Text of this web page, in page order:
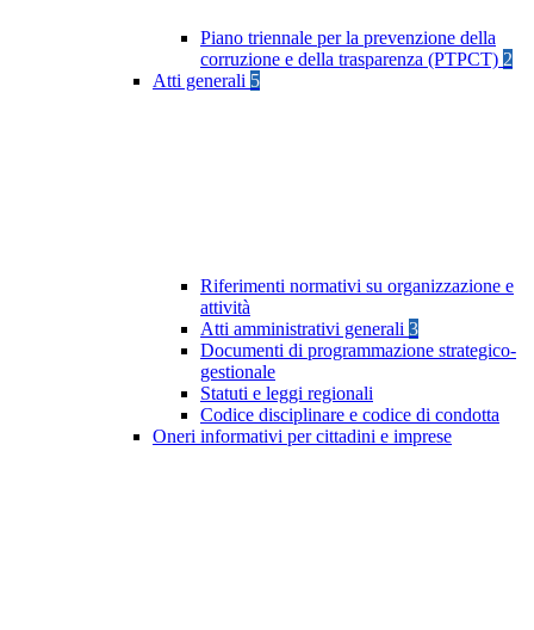
Piano triennale per la prevenzione della
corruzione e della trasparenza (PTPCT) 2
Atti generali 5
Riferimenti normativi su organizzazione e
attività
Atti amministrativi generali 3
Documenti di programmazione strategico-
gestionale
Statuti e leggi regionali
Codice disciplinare e codice di condotta
Oneri informativi per cittadini e imprese